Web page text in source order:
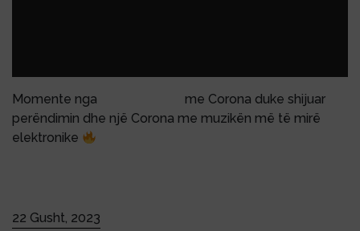
Momente nga
me Corona duke shijuar
perëndimin dhe një Corona me muzikën më të mirë
elektronike
22 Gusht, 2023